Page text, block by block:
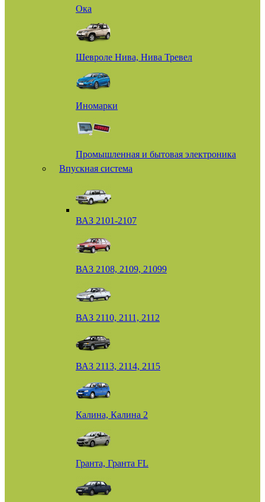
Ока
Шевроле Нива, Нива Тревел
Иномарки
Промышленная и бытовая электроника
Впускная система
ВАЗ 2101-2107
ВАЗ 2108, 2109, 21099
ВАЗ 2110, 2111, 2112
ВАЗ 2113, 2114, 2115
Калина, Калина 2
Гранта, Гранта FL